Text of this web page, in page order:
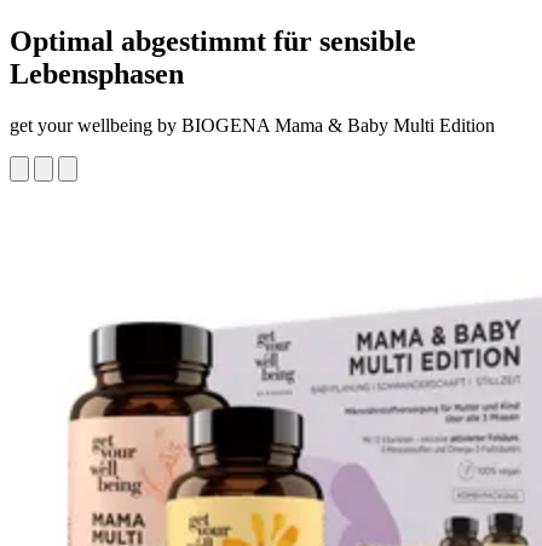
Optimal abgestimmt für sensible
Lebensphasen
get your wellbeing by BIOGENA Mama & Baby Multi Edition